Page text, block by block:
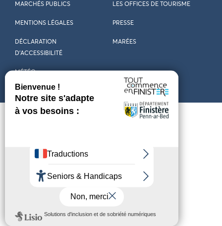
MARCHÉS PUBLICS LES OFFICES DE TOURISME
MENTIONS LÉGALES PRESSE
DÉCLARATION
D’ACCESSIBILITÉ
MARÉES
MÉTÉO